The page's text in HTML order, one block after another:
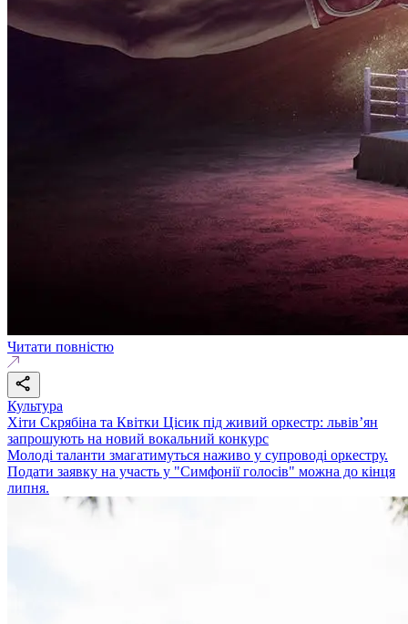
Читати повністю
Культура
Хіти Скрябіна та Квітки Цісик під живий оркестр: львів’ян
запрошують на новий вокальний конкурс
Молоді таланти змагатимуться наживо у супроводі оркестру.
Подати заявку на участь у "Симфонії голосів" можна до кінця
липня.